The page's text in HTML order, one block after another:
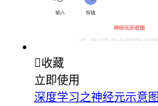
收藏
立即使用
深度学习之神经元示意图